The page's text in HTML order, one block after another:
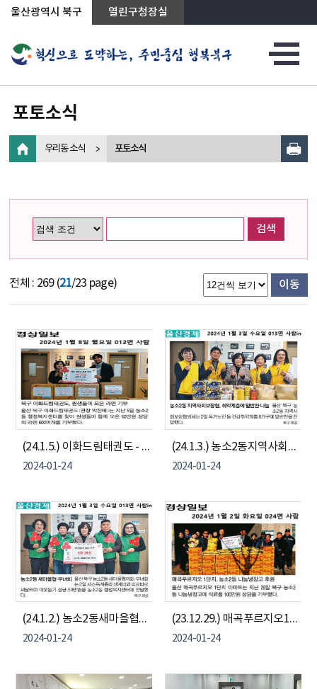
상단메뉴로 바로가기
전체메뉴로 바로가기
왼쪽메뉴로 바로가기
본문으로 바로가기
울산광역시 북구 열린구청장실
포토소식
우리동 소식 포토소식
검색
전체 : 269 (21/23 page) 이동
(24.1.5.) 이화드림태권도 - 농소2동 나눔냉장고 라면 기부
2024-01-24
(24.1.3.) 농소2동지역사회보장협의체 - 취약계층 밑반찬 지원
2024-01-24
(24.1.2.) 농소2동새마을협의회, 부녀회 - 이웃돕기 성금 기부
2024-01-24
(23.12.29.) 매곡푸르지오1단지, 농소2동 나눔냉장고 후원
2024-01-24